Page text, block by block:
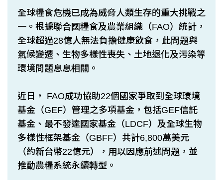
全球糧食危機已成為威脅人類生存的重大挑戰之
一。根據聯合國糧食及農業組織（FAO）統計，
全球超過28億人無法負擔健康飲食，此問題與
氣候變遷、生物多樣性喪失、土地退化及污染等
環境問題息息相關。
近日， FAO成功協助22個國家爭取到全球環境
基金（GEF）管理之多項基金，包括GEF信託
基金、最不發達國家基金（LDCF）及全球生物
多樣性框架基金（GBFF）共計6,800萬美元
（約新台幣22億元），用以因應前述問題，並
推動農糧系統永續轉型。